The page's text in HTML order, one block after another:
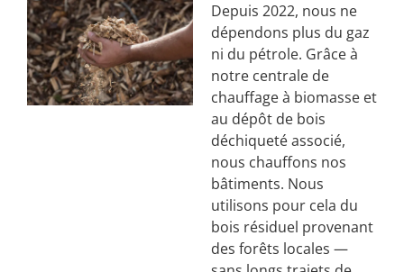
Depuis 2022, nous ne
dépendons plus du gaz
ni du pétrole. Grâce à
notre centrale de
chauffage à biomasse et
au dépôt de bois
déchiqueté associé,
nous chauffons nos
bâtiments. Nous
utilisons pour cela du
bois résiduel provenant
des forêts locales —